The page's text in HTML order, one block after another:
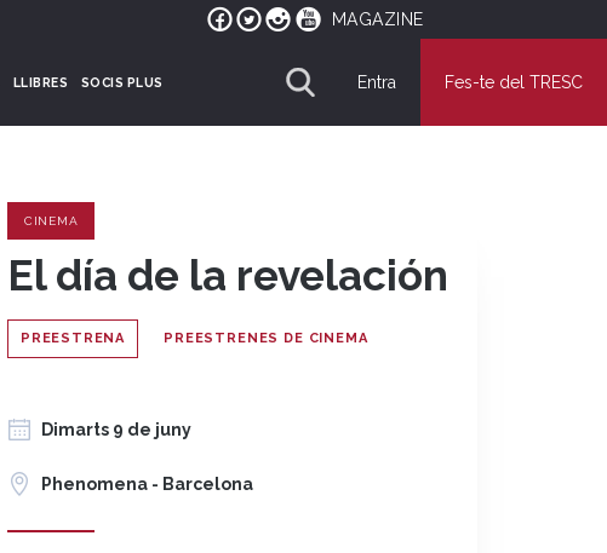
MAGAZINE
LLIBRES SOCIS PLUS Entra Fes-te del TRESC
CINEMA
El día de la revelación
PREESTRENA PREESTRENES DE CINEMA
Dimarts 9 de juny
Phenomena - Barcelona